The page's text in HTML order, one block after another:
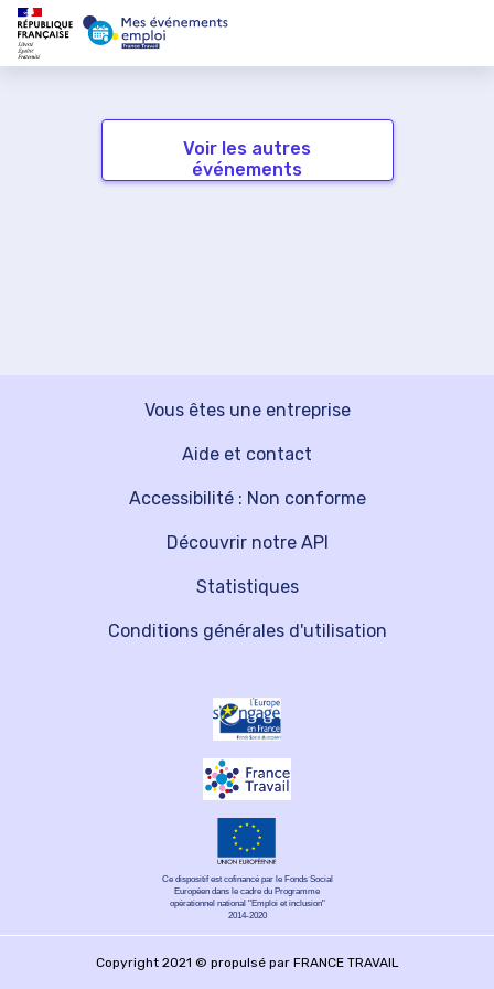
Voir les autres
événements
Vous êtes une entreprise
Découvrir notre API
Aide et contact
Statistiques
Accessibilité : Non conforme
Conditions générales d'utilisation
Ce dispositif est cofinancé par le Fonds Social
Européen dans le cadre du Programme
opérationnel national "Emploi et inclusion"
2014-2020
Copyright 2021 © propulsé par FRANCE TRAVAIL